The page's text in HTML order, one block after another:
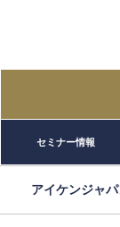
セミナー情報
アイケンジャ